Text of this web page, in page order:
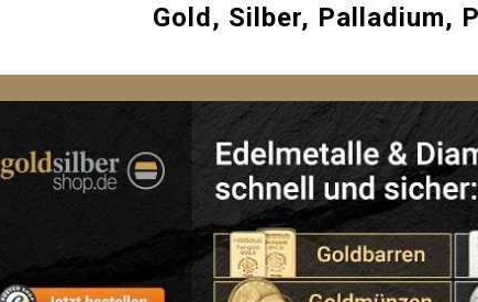
Gold, Silber, Palladium,